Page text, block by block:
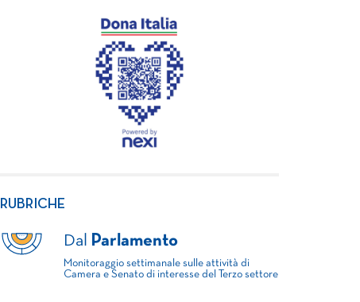
RUBRICHE
Dal Parlamento
Monitoraggio settimanale sulle attività di
Camera e Senato di interesse del Terzo settore